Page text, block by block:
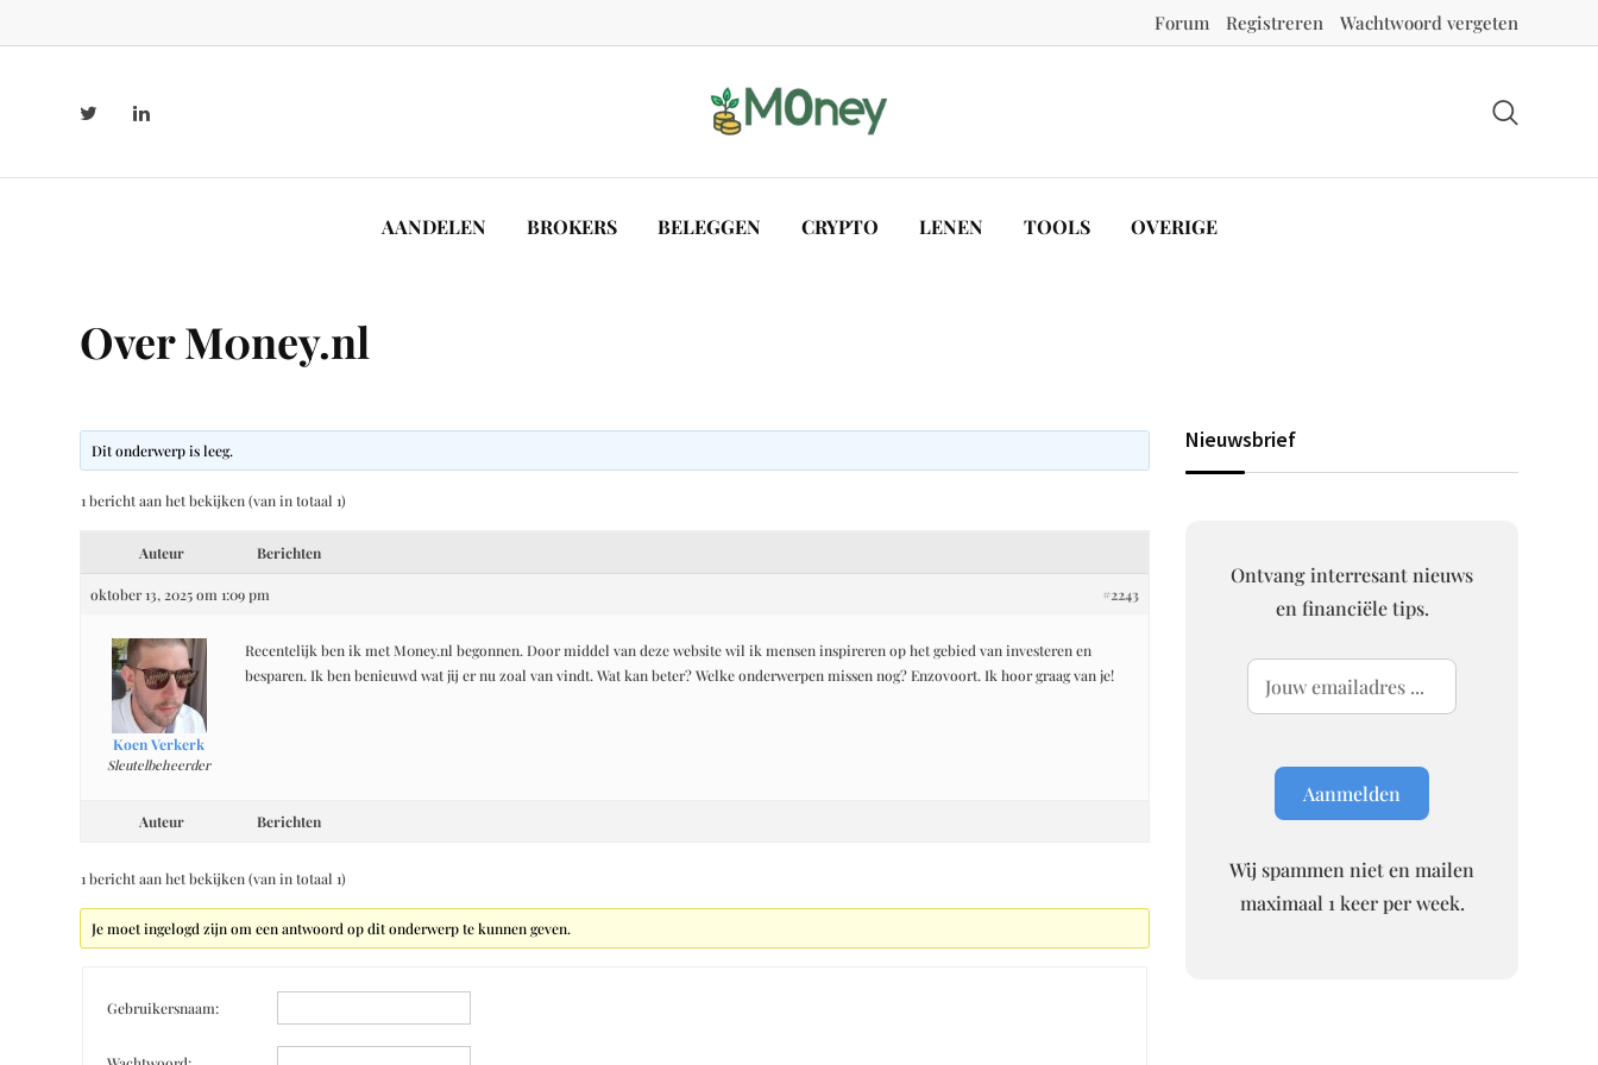
Forum Registreren Wachtwoord vergeten
AANDELEN BROKERS BELEGGEN CRYPTO LENEN TOOLS OVERIGE
Over M0ney.nl
Dit onderwerp is leeg.
1 bericht aan het bekijken (van in totaal 1)
Auteur Berichten
oktober 13, 2025 om 1:09 pm #2243
Koen Verkerk
Sleutelbeheerder
Recentelijk ben ik met M0ney.nl begonnen. Door middel van deze website wil ik mensen inspireren op het gebied van investeren en
besparen. Ik ben benieuwd wat jij er nu zoal van vindt. Wat kan beter? Welke onderwerpen missen nog? Enzovoort. Ik hoor graag van je!
Auteur Berichten
1 bericht aan het bekijken (van in totaal 1)
Je moet ingelogd zijn om een antwoord op dit onderwerp te kunnen geven.
Gebruikersnaam:
Nieuwsbrief
Ontvang interresant nieuws
en financiële tips.
Wij spammen niet en mailen
maximaal 1 keer per week.